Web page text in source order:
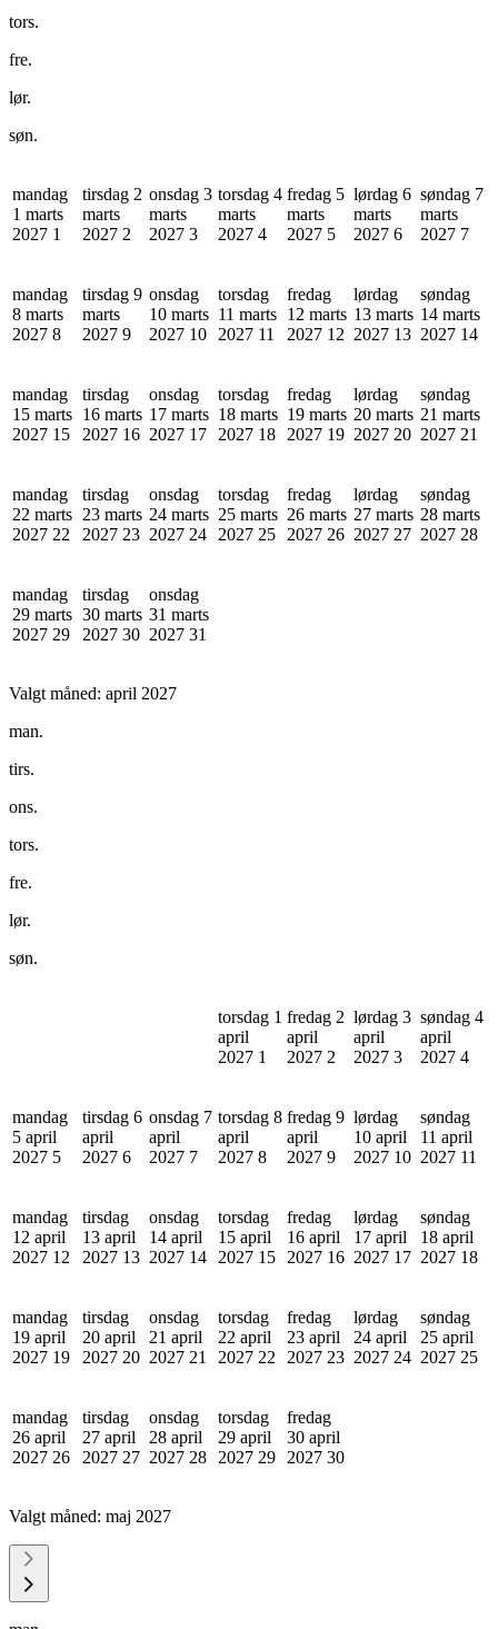
tors.
fre.
lør.
søn.
mandag
1 marts
2027 1
tirsdag 2
marts
2027 2
onsdag 3
marts
2027 3
torsdag 4
marts
2027 4
fredag 5
marts
2027 5
lørdag 6
marts
2027 6
søndag 7
marts
2027 7
mandag
8 marts
2027 8
tirsdag 9
marts
2027 9
onsdag
10 marts
2027 10
torsdag
11 marts
2027 11
fredag
12 marts
2027 12
lørdag
13 marts
2027 13
søndag
14 marts
2027 14
mandag
15 marts
2027 15
tirsdag
16 marts
2027 16
onsdag
17 marts
2027 17
torsdag
18 marts
2027 18
fredag
19 marts
2027 19
lørdag
20 marts
2027 20
søndag
21 marts
2027 21
mandag
22 marts
2027 22
tirsdag
23 marts
2027 23
onsdag
24 marts
2027 24
torsdag
25 marts
2027 25
fredag
26 marts
2027 26
lørdag
27 marts
2027 27
søndag
28 marts
2027 28
mandag
29 marts
2027 29
tirsdag
30 marts
2027 30
onsdag
31 marts
2027 31
Valgt måned: april 2027
man.
tirs.
ons.
tors.
fre.
lør.
søn.
torsdag 1
april
2027 1
fredag 2
april
2027 2
lørdag 3
april
2027 3
søndag 4
april
2027 4
mandag
5 april
2027 5
tirsdag 6
april
2027 6
onsdag 7
april
2027 7
torsdag 8
april
2027 8
fredag 9
april
2027 9
lørdag
10 april
2027 10
søndag
11 april
2027 11
mandag
12 april
2027 12
tirsdag
13 april
2027 13
onsdag
14 april
2027 14
torsdag
15 april
2027 15
fredag
16 april
2027 16
lørdag
17 april
2027 17
søndag
18 april
2027 18
mandag
19 april
2027 19
tirsdag
20 april
2027 20
onsdag
21 april
2027 21
torsdag
22 april
2027 22
fredag
23 april
2027 23
lørdag
24 april
2027 24
søndag
25 april
2027 25
mandag
26 april
2027 26
tirsdag
27 april
2027 27
onsdag
28 april
2027 28
torsdag
29 april
2027 29
fredag
30 april
2027 30
Valgt måned: maj 2027